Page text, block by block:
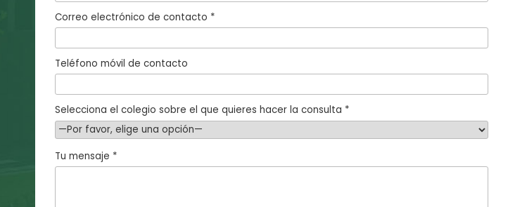
Correo electrónico de contacto *
Teléfono móvil de contacto
Selecciona el colegio sobre el que quieres hacer la consulta *
Tu mensaje *